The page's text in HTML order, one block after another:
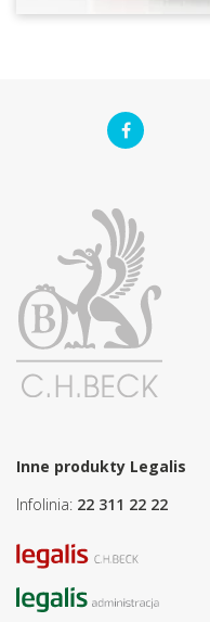
Inne produkty Legalis
Infolinia: 22 311 22 22